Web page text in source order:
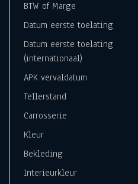
BTW of Marge
Datum eerste toelating
Datum eerste toelating
(internationaal)
APK vervaldatum
Tellerstand
Carrosserie
Kleur
Bekleding
Interieurkleur